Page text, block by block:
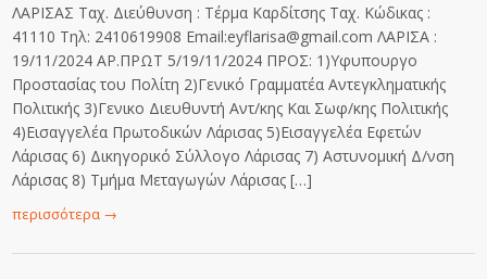
ΛΑΡΙΣΑΣ Ταχ. Διεύθυνση : Τέρμα Καρδίτσης Ταχ. Κώδικας :
41110 Τηλ: 2410619908 Email:eyflarisa@gmail.com ΛΑΡΙΣΑ :
19/11/2024 ΑΡ.ΠΡΩΤ 5/19/11/2024 ΠΡΟΣ: 1)Υφυπουργο
Προστασίας του Πολίτη 2)Γενικό Γραμματέα Αντεγκληματικής
Πολιτικής 3)Γενικο Διευθυντή Αντ/κης Και Σωφ/κης Πολιτικής
4)Εισαγγελέα Πρωτοδικών Λάρισας 5)Εισαγγελέα Εφετών
Λάρισας 6) Δικηγορικό Σύλλογο Λάρισας 7) Αστυνομική Δ/νση
Λάρισας 8) Τμήμα Μεταγωγών Λάρισας […]
περισσότερα →